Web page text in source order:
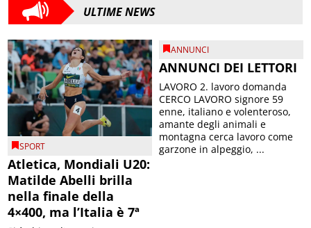
ULTIME NEWS
SPORT
Atletica, Mondiali U20:
Matilde Abelli brilla
nella finale della
4×400, ma l’Italia è 7ª
ANNUNCI
ANNUNCI DEI LETTORI
LAVORO 2. lavoro domanda
CERCO LAVORO signore 59
enne, italiano e volenteroso,
amante degli animali e
montagna cerca lavoro come
garzone in alpeggio, ...